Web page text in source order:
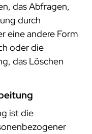
das Abfragen,
durch
eine andere Form
oder die
das Löschen
ist die